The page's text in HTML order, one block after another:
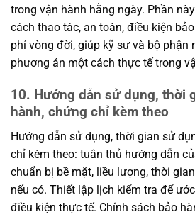
trong vận hành hằng ngày. Phần
cách thao tác, an toàn, điều kiện
phí vòng đời, giúp kỹ sư và bộ phận
phương án một cách thực tế trong
10. Hướng dẫn sử dụng, thời
hành, chứng chỉ kèm theo
Hướng dẫn sử dụng, thời gian sử
chỉ kèm theo: tuân thủ hướng dẫn
chuẩn bị bề mặt, liều lượng, thời
nếu có. Thiết lập lịch kiểm tra để
điều kiện thực tế. Chính sách bảo